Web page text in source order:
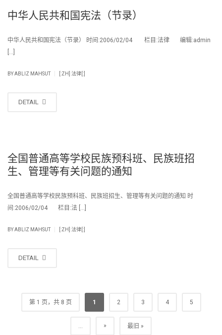
中华人民共和国宪法（节录）
中华人民共和国宪法（节录） 时间:2006/02/04 栏目:法律 编辑:admin
[…]
BYABLIZ MAHSUT [:ZH] 法律[:]
DETAIL
全国普通高等学校民族预科班、民族班招
生、管理等有关问题的通知
全国普通高等学校民族预科班、民族班招生、管理等有关问题的通知 时
间:2006/02/04 栏目:法 […]
BYABLIZ MAHSUT [:ZH] 法律[:]
DETAIL
第 1 页，共 8 页 1 2 3 4 5
... » 最旧 »